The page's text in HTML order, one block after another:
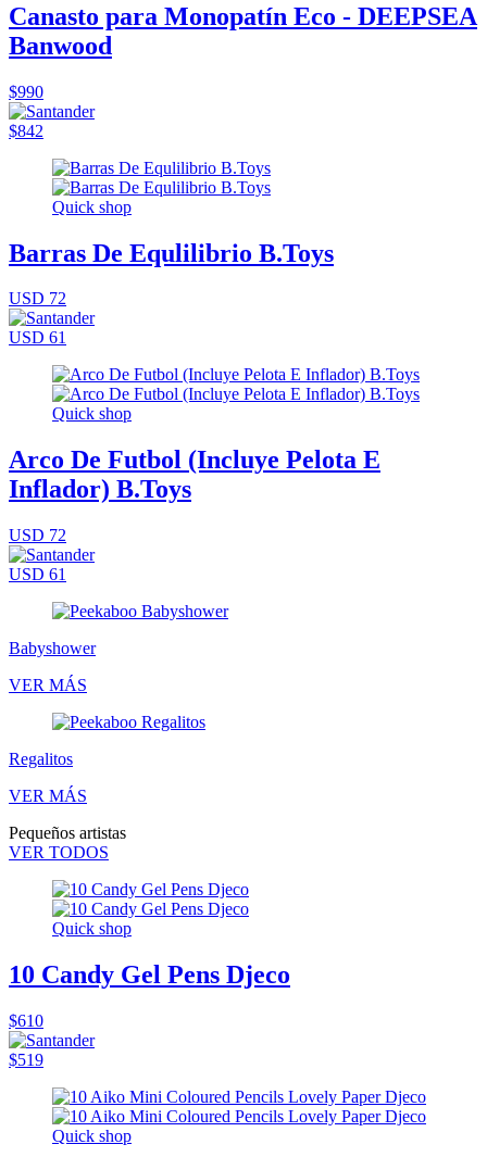
Canasto para Monopatín Eco - DEEPSEA
Banwood
$990
$842
Quick shop
Barras De Equlilibrio B.Toys
USD 72
USD 61
Quick shop
Arco De Futbol (Incluye Pelota E
Inflador) B.Toys
USD 72
USD 61
Babyshower
VER MÁS
Regalitos
VER MÁS
Pequeños artistas
VER TODOS
Quick shop
10 Candy Gel Pens Djeco
$610
$519
Quick shop